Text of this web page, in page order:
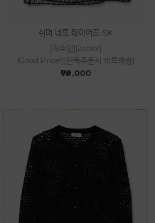
쉬머 네트 레이어드-SK
[직수입][2color]
[Good Price!][단독주문시 바로배송]
₩79,000